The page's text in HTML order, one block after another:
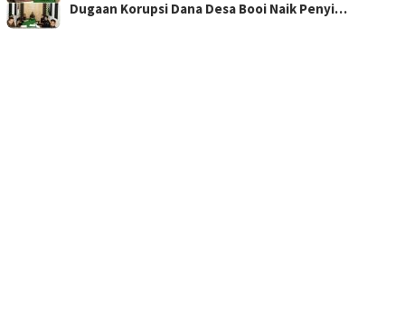
Dugaan Korupsi Dana Desa Booi Naik Penyi…